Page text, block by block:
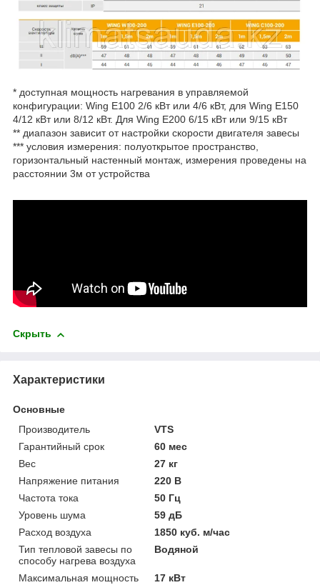
* доступная мощность нагревания в управляемой
конфигурации: Wing E100 2/6 кВт или 4/6 кВт, для Wing E150
4/12 кВт или 8/12 кВт. Для Wing E200 6/15 кВт или 9/15 кВт
** диапазон зависит от настройки скорости двигателя завесы
*** условия измерения: полуоткрытое пространство,
горизонтальный настенный монтаж, измерения проведены на
расстоянии 3м от устройства
Скрыть
Характеристики
Основные
Производитель
VTS
Гарантийный срок
60 мес
Вес
27 кг
Напряжение питания
220 В
Частота тока
50 Гц
Уровень шума
59 дБ
Расход воздуха
1850 куб. м/час
Тип тепловой завесы по
способу нагрева воздуха
Водяной
Максимальная мощность
17 кВт